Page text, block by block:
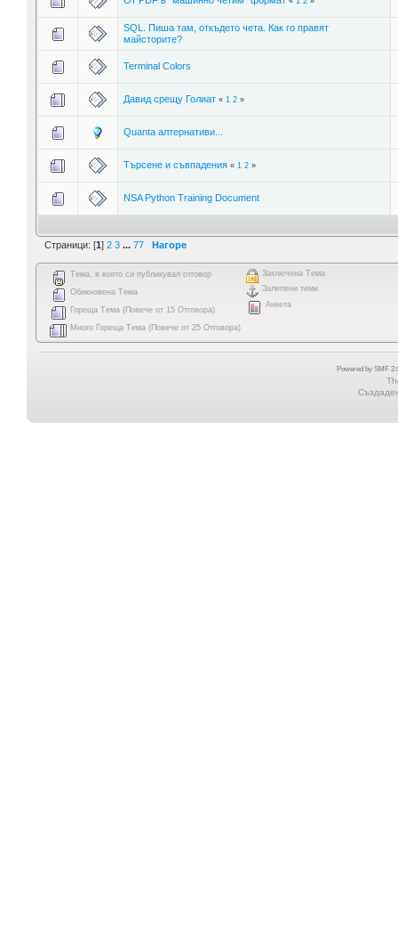
SQL. Пиша там, откъдето чета. Как го правят
майсторите?
Terminal Colors
Давид срещу Голиат « 1 2»
Quanta алтернативи...
Търсене и съвпадения « 1 2»
NSA Python Training Document
Страници: [1] 2 3 ... 77 Нагоре
Тема, в която си публикувал отговор
Обикновена Тема
Гореща Тема (Повече от 15 Отговора)
Много Гореща Тема (Повече от 25 Отговора)
Заключена Тема
Залепени теми
Анкета
Powered by SMF